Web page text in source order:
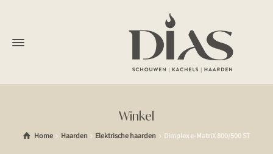
Winkel
Home Haarden Elektrische haarden Dimplex e-MatriX 800/500 ST